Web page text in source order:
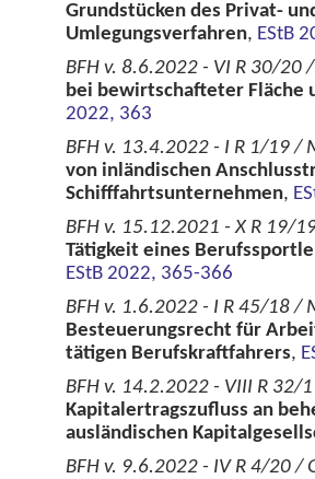
Grundstücken des Privat-
Umlegungsverfahren, EStB
BFH v. 8.6.2022 - VI R 30/20
bei bewirtschafteter Fläche
2022, 363
BFH v. 13.4.2022 - I R 1/19 /
von inländischen
Schifffahrtsunternehmen,
BFH v. 15.12.2021 - X R 19/
Tätigkeit eines
EStB 2022, 365-366
BFH v. 1.6.2022 - I R 45/18 /
Besteuerungsrecht für
tätigen Berufskraftfahrers,
BFH v. 14.2.2022 - VIII R 32/
Kapitalertragszufluss an
ausländischen
BFH v. 9.6.2022 - IV R 4/20 /